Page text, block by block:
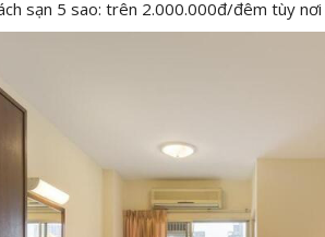
sạn 5 sao: trên 2.000.000đ/đêm tùy nơi